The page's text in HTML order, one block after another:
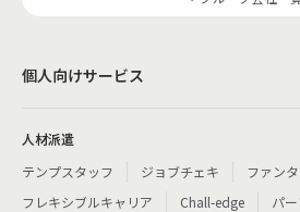
個人向けサービス
人材派遣
テンプスタッフ
ジョブチェキ
ファン
フレキシブルキャリア
Chall-edge パ